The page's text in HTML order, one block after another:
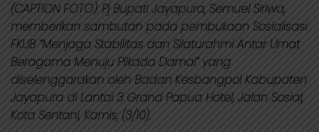
(CAPTION FOTO): Pj Bupati Jayapura, Semuel Siriwa,
memberikan sambutan pada pembukaan Sosialisasi
FKUB “Menjaga Stabilitas dan Silaturahmi Antar Umat
Beragama Menuju Pilkada Damai” yang
diselenggarakan oleh Badan Kesbangpol Kabupaten
Jayapura di Lantai 3 Grand Papua Hotel, Jalan Sosial,
Kota Sentani, Kamis, (3/10).